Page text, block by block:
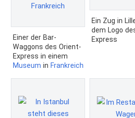
Einer der Bar-
Waggons des Orient-
Express in einem
Museum in Frankreich
Ein Zug in
dem Logo
Express